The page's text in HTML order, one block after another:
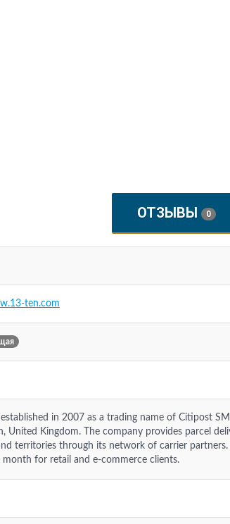
ОТЗЫВЫ 0
ten.com
in 2007 as a trading name of Citipost
United Kingdom. The company provides parcel
territories through its network of carrier
month for retail and e-commerce clients.